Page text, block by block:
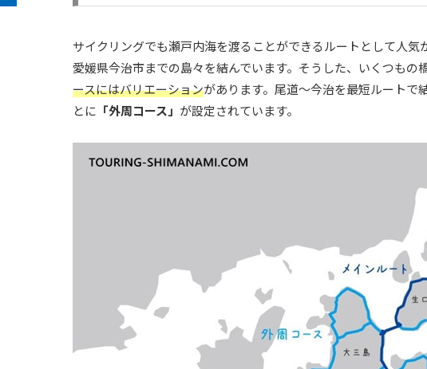
サイクリングでも瀬戸内海を渡ることができるルートとして人気
愛媛県今治市までの島々を結んでいます。そうした、いくつもの
ースにはバリエーションがあります。尾道～今治を最短ルートで
とに 「外周コース」 が設定されています。